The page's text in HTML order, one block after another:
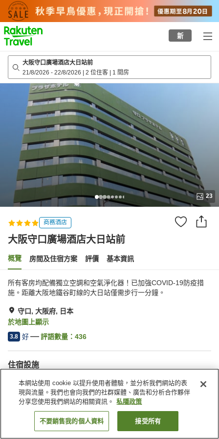
to
top
page
新
大阪守口廣場酒店大日站前
21/8/2026 - 22/8/2026 | 2 位住客 | 1 間房
23
商務酒店
大阪守口廣場酒店大日站前
概覽 房間及住宿方案 評價 基本資訊
所有客房均配備獨立空調和空氣淨化器！已加強COVID-19防疫措
施。距離大阪地鐵谷町線的大日站僅需步行一分鐘。
守口, 大阪府, 日本
於地圖上顯示
3.8 好 評語數量： 436
住宿設施
停車場
水療/美容院
餐廳
自動販賣機
找客房
本網站使用 cookie 以提升使用者體驗，並分析我們網站的表
現與流量。我們也會向我們的社群媒體、廣告和分析合作夥伴
分享您使用我們網站的相關資訊。
私隱政策
不要銷售我的個人資料 接受所有